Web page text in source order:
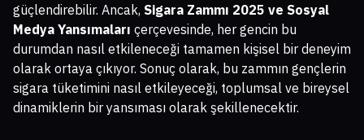
güçlendirebilir. Ancak, Sigara Zammı 2025 ve Sosyal
Medya Yansımaları çerçevesinde, her gencin bu
durumdan nasıl etkileneceği tamamen kişisel bir deneyim
olarak ortaya çıkıyor. Sonuç olarak, bu zammın gençlerin
sigara tüketimini nasıl etkileyeceği, toplumsal ve bireysel
dinamiklerin bir yansıması olarak şekillenecektir.